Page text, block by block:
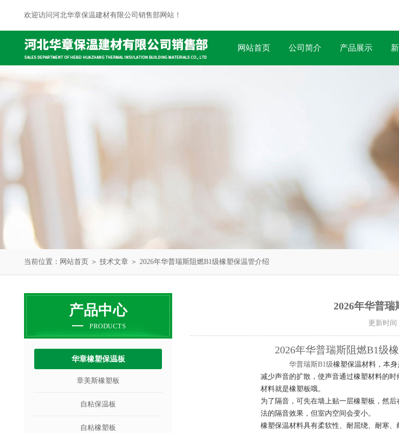
欢迎访问河北华章保温建材有限公司销售部网站！
网站首页 公司简介 产品展示
当前位置： 网站首页 ＞ 技术文章 ＞ 2026年华普瑞斯阻燃B1级橡塑保温管介绍
产品中心
PRODUCTS
华章橡塑保温板
章美斯橡塑板
自粘保温板
自粘橡塑板
2026年华普
更新时
2026年华普瑞斯阻燃B1级
华普瑞斯B1级橡塑保温材料，本
减少声音的扩散，使声音通过橡塑材料的
材料就是橡塑板哦。
为了隔音，可先在墙上贴一层橡塑板，然
法的隔音效果，但室内空间会变小。
橡塑保温材料具有柔软性、耐屈绕、耐寒